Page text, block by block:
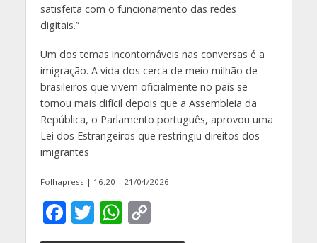
satisfeita com o funcionamento das redes
digitais.”
Um dos temas incontornáveis nas conversas é a
imigração. A vida dos cerca de meio milhão de
brasileiros que vivem oficialmente no país se
tornou mais difícil depois que a Assembleia da
República, o Parlamento português, aprovou uma
Lei dos Estrangeiros que restringiu direitos dos
imigrantes
Folhapress | 16:20 – 21/04/2026
F
ac
T
w
W
h
C
o